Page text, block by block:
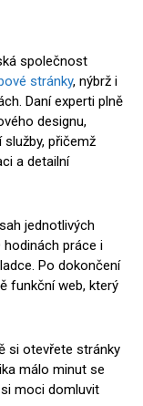
společnost
stránky, nýbrž i
Daní experti plně
designu,
přičemž
a detailní
jednotlivých
hodinách práce i
Po dokončení
funkční web, který
si otevřete stránky
málo minut se
moci domluvit